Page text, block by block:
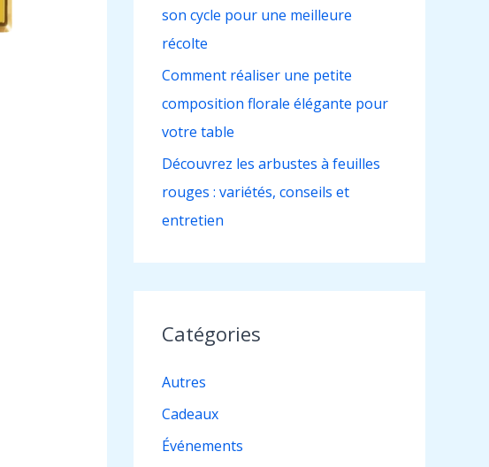
:son cycle pour une meilleure
récolte
Comment réaliser une petite
composition florale élégante pour
votre table
Découvrez les arbustes à feuilles
rouges : variétés, conseils et
entretien
Catégories
Autres
Cadeaux
Événements